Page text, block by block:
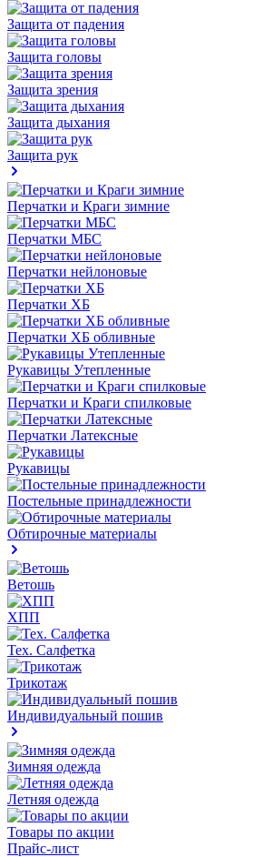
Защита от падения
Защита головы
Защита зрения
Защита дыхания
Защита рук
Перчатки и Краги зимние
Перчатки МБС
Перчатки нейлоновые
Перчатки ХБ
Перчатки ХБ обливные
Рукавицы Утепленные
Перчатки и Краги спилковые
Перчатки Латексные
Рукавицы
Постельные принадлежности
Обтирочные материалы
Ветошь
ХПП
Тех. Салфетка
Трикотаж
Индивидуальный пошив
Зимняя одежда
Летняя одежда
Товары по акции
Прайс-лист